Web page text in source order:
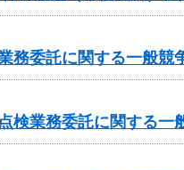
委託に関する一般競
業務委託に関する一